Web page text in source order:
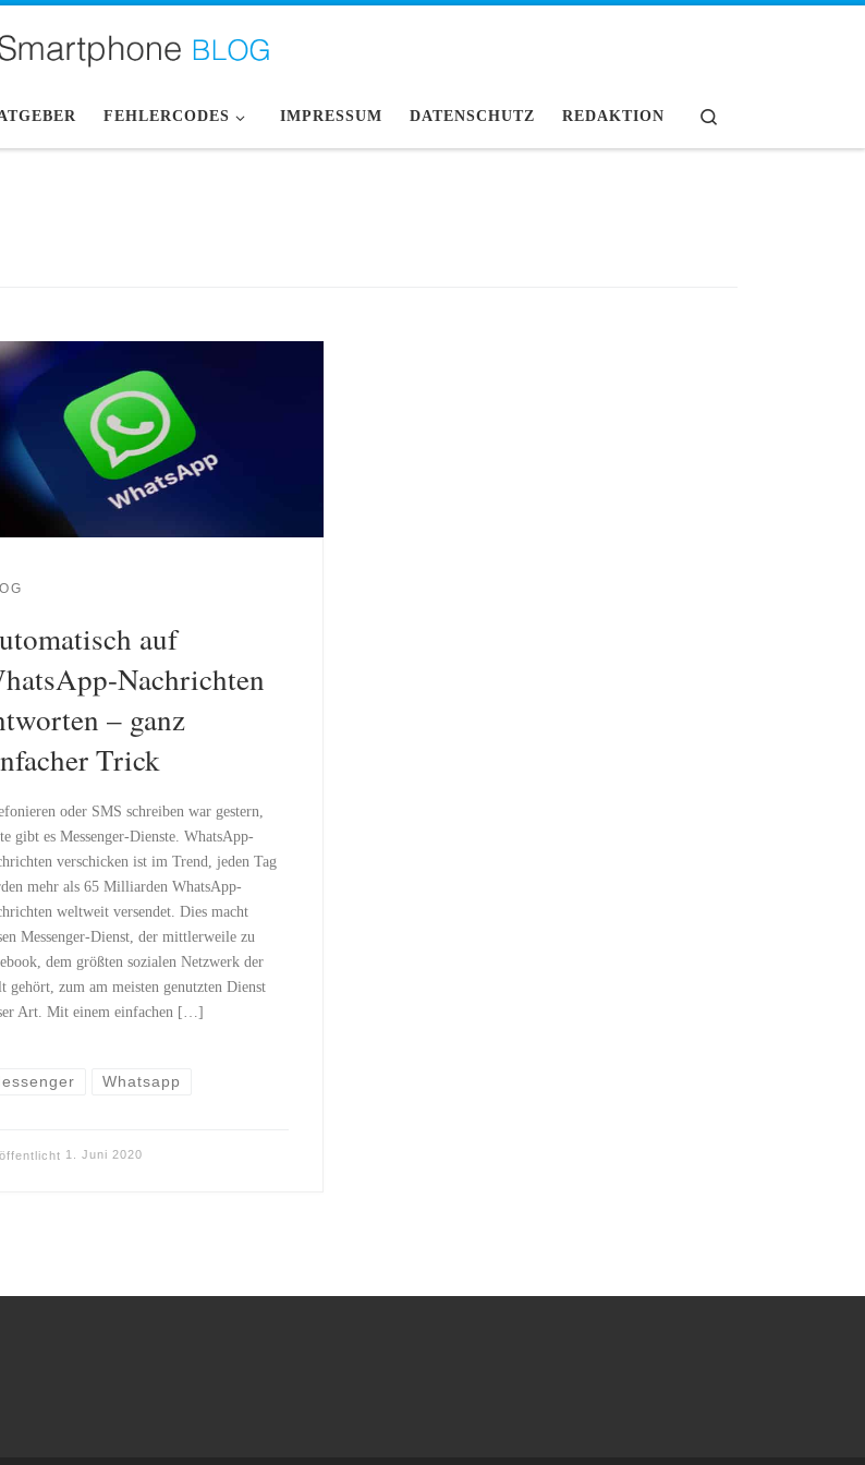
FEHLERCODES IMPRESSUM DATENSCHUTZ REDAKTION
auf
Nachrichten
– ganz
Trick
oder SMS schreiben war gestern,
gibt es Messenger-Dienste. WhatsApp-
verschicken ist im Trend, jeden Tag
mehr als 65 Milliarden WhatsApp-
weltweit versendet. Dies macht
Messenger-Dienst, der mittlerweile zu
dem größten sozialen Netzwerk der
gehört, zum am meisten genutzten Dienst
Art. Mit einem einfachen […]
Whatsapp
1. Juni 2020